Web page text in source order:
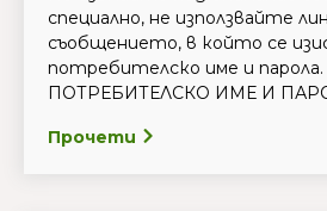
специално, не използвайте
съобщението, в който се
потребителско име и
ПОТРЕБИТЕЛСКО ИМЕ И
Прочети